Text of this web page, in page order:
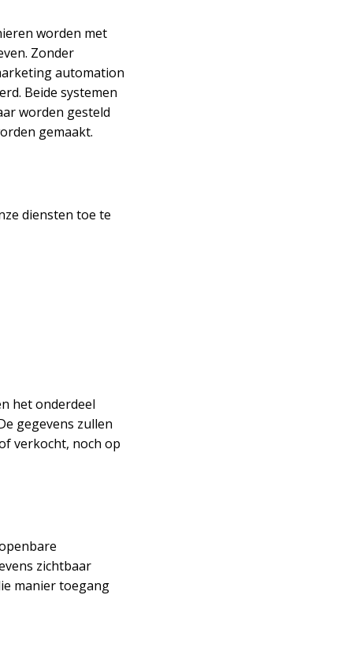
worden met
Zonder
automation
Beide systemen
worden gesteld
gemaakt.
diensten toe te
het onderdeel
gegevens zullen
verkocht, noch op
zichtbaar
manier toegang